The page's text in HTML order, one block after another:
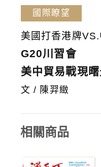
國際瞭望
美國打香港牌
G20川習會
美中貿易戰現曙
文 / 陳羿緻
相關商品